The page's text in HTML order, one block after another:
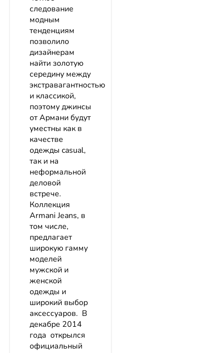
следование
модным
тенденциям
позволило
дизайнерам
найти золотую
середину между
экстравагантностью
и классикой,
поэтому джинсы
от Армани будут
уместны как в
качестве
одежды casual,
так и на
неформальной
деловой
встрече.
Коллекция
Armani Jeans, в
том числе,
предлагает
широкую гамму
моделей
мужской и
женской
одежды и
широкий выбор
аксессуаров. В
декабре 2014
года открылся
официальный